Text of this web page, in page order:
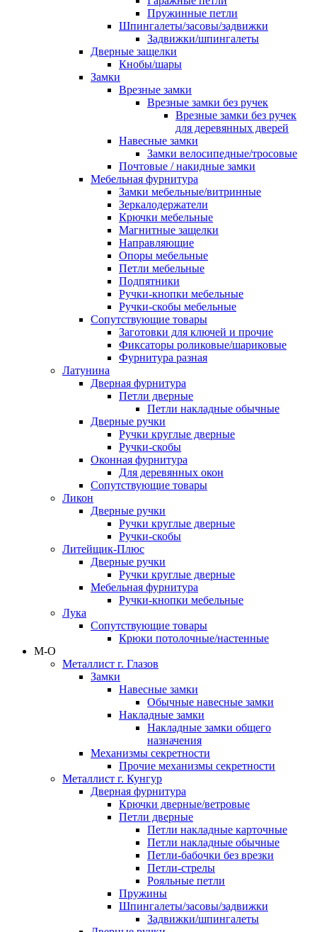
Пружинные петли
Шпингалеты/засовы/задвижки
Задвижки/шпингалеты
Дверные защелки
Кнобы/шары
Замки
Врезные замки
Врезные замки без ручек
Врезные замки без ручек
для деревянных дверей
Навесные замки
Замки велосипедные/тросовые
Почтовые / накидные замки
Мебельная фурнитура
Замки мебельные/витринные
Зеркалодержатели
Крючки мебельные
Магнитные защелки
Направляющие
Опоры мебельные
Петли мебельные
Подпятники
Ручки-кнопки мебельные
Ручки-скобы мебельные
Сопутствующие товары
Заготовки для ключей и прочие
Фиксаторы роликовые/шариковые
Фурнитура разная
Латунина
Дверная фурнитура
Петли дверные
Петли накладные обычные
Дверные ручки
Ручки круглые дверные
Ручки-скобы
Оконная фурнитура
Для деревянных окон
Сопутствующие товары
Ликон
Дверные ручки
Ручки круглые дверные
Ручки-скобы
Литейщик-Плюс
Дверные ручки
Ручки круглые дверные
Мебельная фурнитура
Ручки-кнопки мебельные
Лука
Сопутствующие товары
Крюки потолочные/настенные
М-О
Металлист г. Глазов
Замки
Навесные замки
Обычные навесные замки
Накладные замки
Накладные замки общего
назначения
Механизмы секретности
Прочие механизмы секретности
Металлист г. Кунгур
Дверная фурнитура
Крючки дверные/ветровые
Петли дверные
Петли накладные карточные
Петли накладные обычные
Петли-бабочки без врезки
Петли-стрелы
Рояльные петли
Пружины
Шпингалеты/засовы/задвижки
Задвижки/шпингалеты